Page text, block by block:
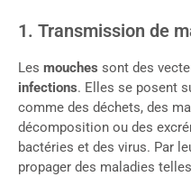
1. Transmission de
Les mouches sont des
infections. Elles se posent
comme des déchets, des
décomposition ou des
bactéries et des virus. Par
propager des maladies